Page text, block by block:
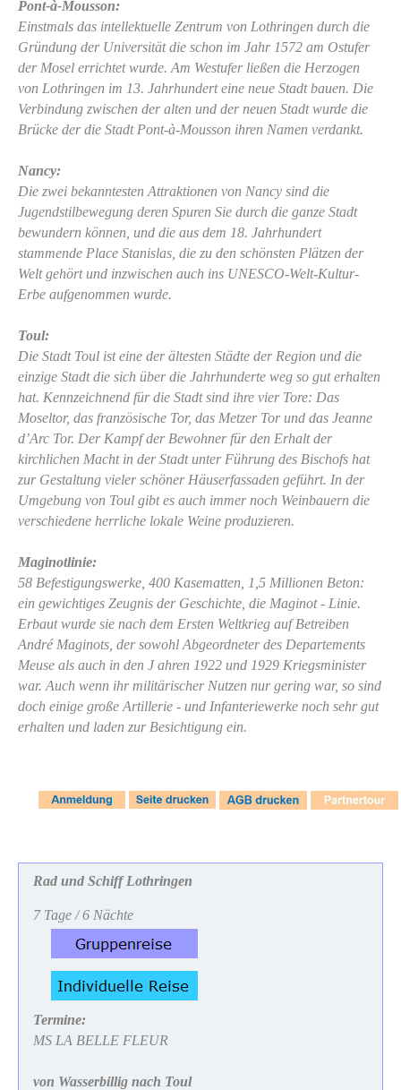
Pont-à-Mousson:
Einstmals das intellektuelle Zentrum von Lothringen durch die
Gründung der Universität die schon im Jahr 1572 am Ostufer
der Mosel errichtet wurde. Am Westufer ließen die Herzogen
von Lothringen im 13. Jahrhundert eine neue Stadt bauen. Die
Verbindung zwischen der alten und der neuen Stadt wurde die
Brücke der die Stadt Pont-à-Mousson ihren Namen verdankt.
Nancy:
Die zwei bekanntesten Attraktionen von Nancy sind die
Jugendstilbewegung deren Spuren Sie durch die ganze Stadt
bewundern können, und die aus dem 18. Jahrhundert
stammende Place Stanislas, die zu den schönsten Plätzen der
Welt gehört und inzwischen auch ins UNESCO-Welt-Kultur-
Erbe aufgenommen wurde.
Toul:
Die Stadt Toul ist eine der ältesten Städte der Region und die
einzige Stadt die sich über die Jahrhunderte weg so gut erhalten
hat. Kennzeichnend für die Stadt sind ihre vier Tore: Das
Moseltor, das französische Tor, das Metzer Tor und das Jeanne
d’Arc Tor. Der Kampf der Bewohner für den Erhalt der
kirchlichen Macht in der Stadt unter Führung des Bischofs hat
zur Gestaltung vieler schöner Häuserfassaden geführt. In der
Umgebung von Toul gibt es auch immer noch Weinbauern die
verschiedene herrliche lokale Weine produzieren.
Maginotlinie:
58 Befestigungswerke, 400 Kasematten, 1,5 Millionen Beton:
ein gewichtiges Zeugnis der Geschichte, die Maginot - Linie.
Erbaut wurde sie nach dem Ersten Weltkrieg auf Betreiben
André Maginots, der sowohl Abgeordneter des Departements
Meuse als auch in den J ahren 1922 und 1929 Kriegsminister
war. Auch wenn ihr militärischer Nutzen nur gering war, so sind
doch einige große Artillerie - und Infanteriewerke noch sehr gut
erhalten und laden zur Besichtigung ein.
Rad und SchiffLothringen
7 Tage / 6 Nächte
Termine:
MS LA BELLE FLEUR
von Wasserbillig nach Toul